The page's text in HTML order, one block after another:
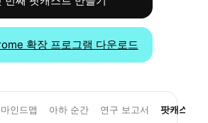
확장 프로그램 다운로드
마인드맵 아하 순간 연구 보고서 팟캐스트